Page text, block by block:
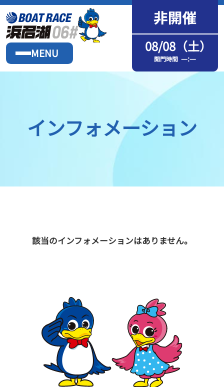
MENU 08/08（土）
開門時間 —:—
インフォメーション
該当のインフォメーションはありません。